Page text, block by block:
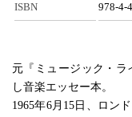
ISBN 978-4-
元『ミュージック・ラ
し音楽エッセー本。
1965年6月15日、ロン